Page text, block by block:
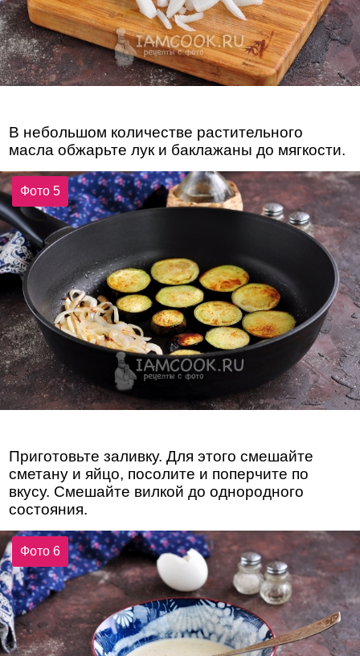
В небольшом количестве растительного
масла обжарьте лук и баклажаны до мягкости.
Фото 5
Приготовьте заливку. Для этого смешайте
сметану и яйцо, посолите и поперчите по
вкусу. Смешайте вилкой до однородного
состояния.
Фото 6